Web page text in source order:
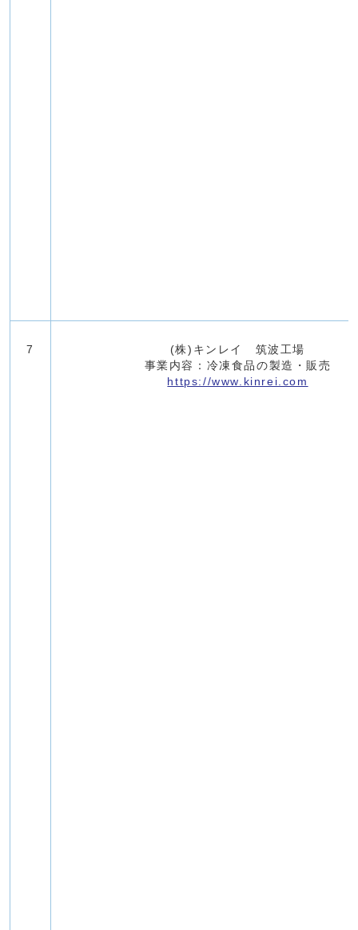
7
(株)キンレイ 筑波工場
事業内容：冷凍食品の製造・販売
https://www.kinrei.com